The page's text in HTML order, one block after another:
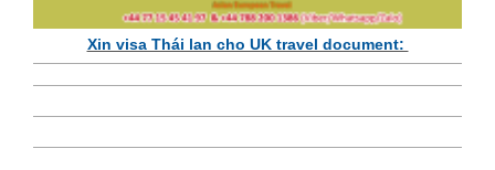
Xin visa Thái lan cho UK travel document: